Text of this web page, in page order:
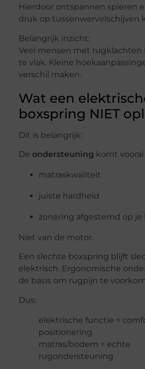
Hierdoor ontspannen spieren
druk op tussenwervelschijven
Belangrijk inzicht:
Veel mensen met rugklachten
te vlak. Kleine
verschil maken.
Wat een
boxspring NIET
Dit is belangrijk:
De ondersteuning komt vooral
matraskwaliteit
juiste hardheid
zonering afgestemd op je
Niet van de motor.
Een slechte boxspring blijft
elektrisch. Ergonomische
de basis om rugpijn te
Dus:
elektrische functie =
positionering
matras/bodem = echte
rugondersteuning